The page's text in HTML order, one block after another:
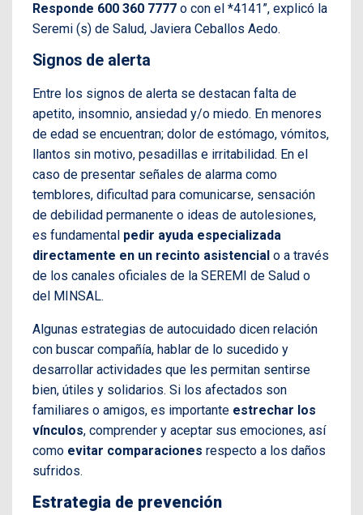
Responde 600 360 7777 o con el *4141 ”, explicó la
Seremi (s) de Salud, Javiera Ceballos Aedo.
Signos de alerta
Entre los signos de alerta se destacan falta de
apetito, insomnio, ansiedad y/o miedo. En menores
de edad se encuentran; dolor de estómago, vómitos,
llantos sin motivo, pesadillas e irritabilidad. En el
caso de presentar señales de alarma como
temblores, dificultad para comunicarse, sensación
de debilidad permanente o ideas de autolesiones,
es fundamental pedir ayuda especializada
directamente en un recinto asistencial o a través
de los canales oficiales de la SEREMI de Salud o
del MINSAL.
Algunas estrategias de autocuidado dicen relación
con buscar compañía, hablar de lo sucedido y
desarrollar actividades que les permitan sentirse
bien, útiles y solidarios. Si los afectados son
familiares o amigos, es importante estrechar los
vínculos, comprender y aceptar sus emociones, así
como evitar comparaciones respecto a los daños
sufridos.
Estrategia de prevención